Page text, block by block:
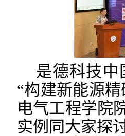
是德科技中
“构建新能源
电气工程学院
实例同大家探